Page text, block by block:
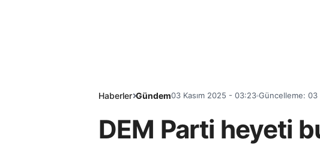
Haberler Gündem03 Kasım 2025 - 03:23 Güncelleme: 03
DEM Parti heyeti